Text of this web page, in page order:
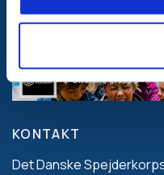
KONTAKT
Det Danske
Footer